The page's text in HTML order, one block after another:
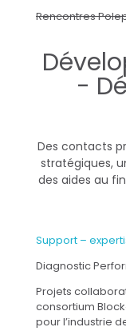
Rencontres
-
Des contacts
stratégiques,
des aides au
Support –
Diagnostic
Projets
consortium
pour l’industrie